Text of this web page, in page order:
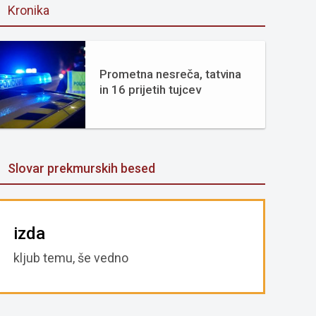
Kronika
Prometna nesreča, tatvina
in 16 prijetih tujcev
Slovar prekmurskih besed
izda
kljub temu, še vedno